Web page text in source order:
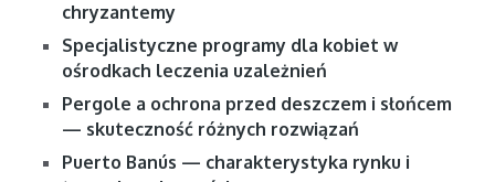
chryzantemy
Specjalistyczne programy dla kobiet w
ośrodkach leczenia uzależnień
Pergole a ochrona przed deszczem i słońcem
— skuteczność różnych rozwiązań
Puerto Banús — charakterystyka rynku i